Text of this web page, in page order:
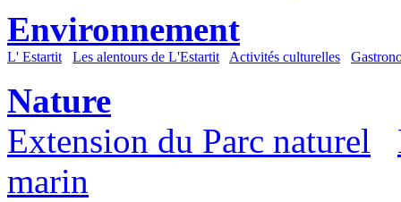
Environnement
L' Estartit Les alentours de L'Estartit Activités culturelles
Nature
Extension du Parc naturel
marin